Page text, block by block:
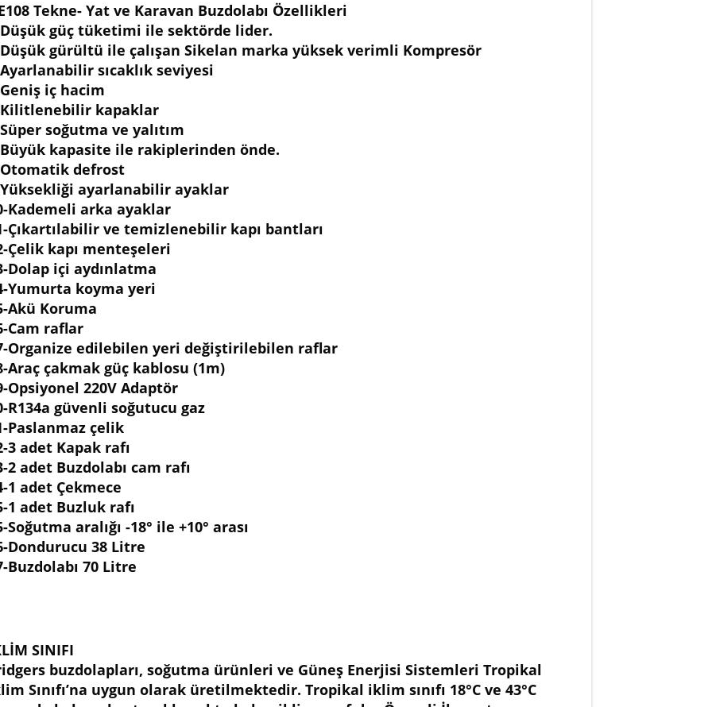
Tekne- Yat ve Karavan Buzdolabı Özellikleri
güç tüketimi ile sektörde lider.
gürültü ile çalışan Sikelan marka yüksek verimli Kompresör
sıcaklık seviyesi
iç hacim
kapaklar
soğutma ve yalıtım
kapasite ile rakiplerinden önde.
defrost
ayarlanabilir ayaklar
Kademeli arka ayaklar
Çıkartılabilir ve temizlenebilir kapı bantları
Çelik kapı menteşeleri
Dolap içi aydınlatma
Yumurta koyma yeri
Akü Koruma
Cam raflar
Organize edilebilen yeri değiştirilebilen raflar
Araç çakmak güç kablosu (1m)
Opsiyonel 220V Adaptör
R134a güvenli soğutucu gaz
Paslanmaz çelik
3 adet Kapak rafı
2 adet Buzdolabı cam rafı
1 adet Çekmece
1 adet Buzluk rafı
Soğutma aralığı -18° ile +10° arası
Dondurucu 38 Litre
Buzdolabı 70 Litre
SINIFI
buzdolapları, soğutma ürünleri ve Güneş Enerjisi Sistemleri Tropikal
Sınıfı’na uygun olarak üretilmektedir. Tropikal iklim sınıfı 18°C ve 43°C